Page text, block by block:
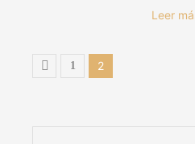
Leer
1 2